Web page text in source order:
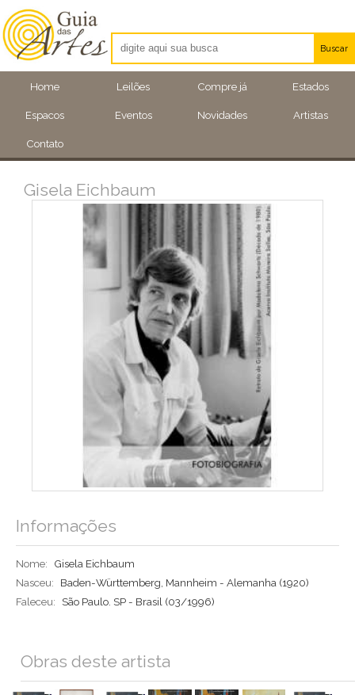
Home Leilões Compre já Estados
Espacos Eventos Novidades Artistas
Contato
Buscar
Artistas
Eventos
Gisela Eichbaum
Informações
Nome:
Gisela Eichbaum
Nasceu:
Baden-Württemberg, Mannheim - Alemanha (1920)
Faleceu:
São Paulo. SP - Brasil (03/1996)
Obras deste artista